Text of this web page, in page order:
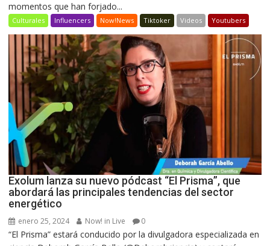
momentos que han forjado...
Culturales Influencers Now!News Tiktoker Videos Youtubers
Exolum lanza su nuevo pódcast “El Prisma”, que
abordará las principales tendencias del sector
energético
enero 25, 2024 Now! in Live 0
“El Prisma” estará conducido por la divulgadora especializada en